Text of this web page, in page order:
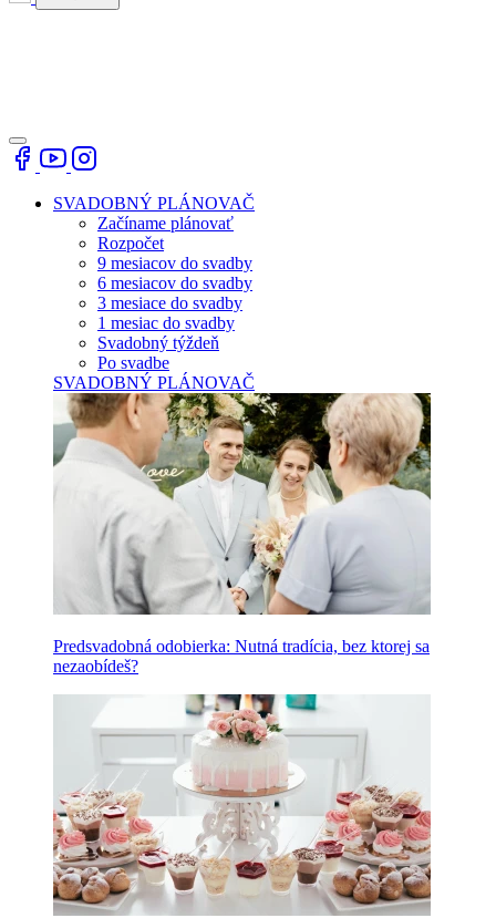
SVADOBNÝ PLÁNOVAČ
Začíname plánovať
Rozpočet
9 mesiacov do svadby
6 mesiacov do svadby
3 mesiace do svadby
1 mesiac do svadby
Svadobný týždeň
Po svadbe
SVADOBNÝ PLÁNOVAČ
Predsvadobná odobierka: Nutná tradícia, bez ktorej sa
nezaobídeš?